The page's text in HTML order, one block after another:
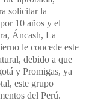
solicitar la
10 años y el
Áncash, La
le concede este
debido a que
y Promigas, ya
este grupo
del Perú.